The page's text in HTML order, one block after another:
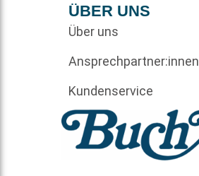
ÜBER UNS
Über uns
Ansprechpartner:innen
Kundenservice